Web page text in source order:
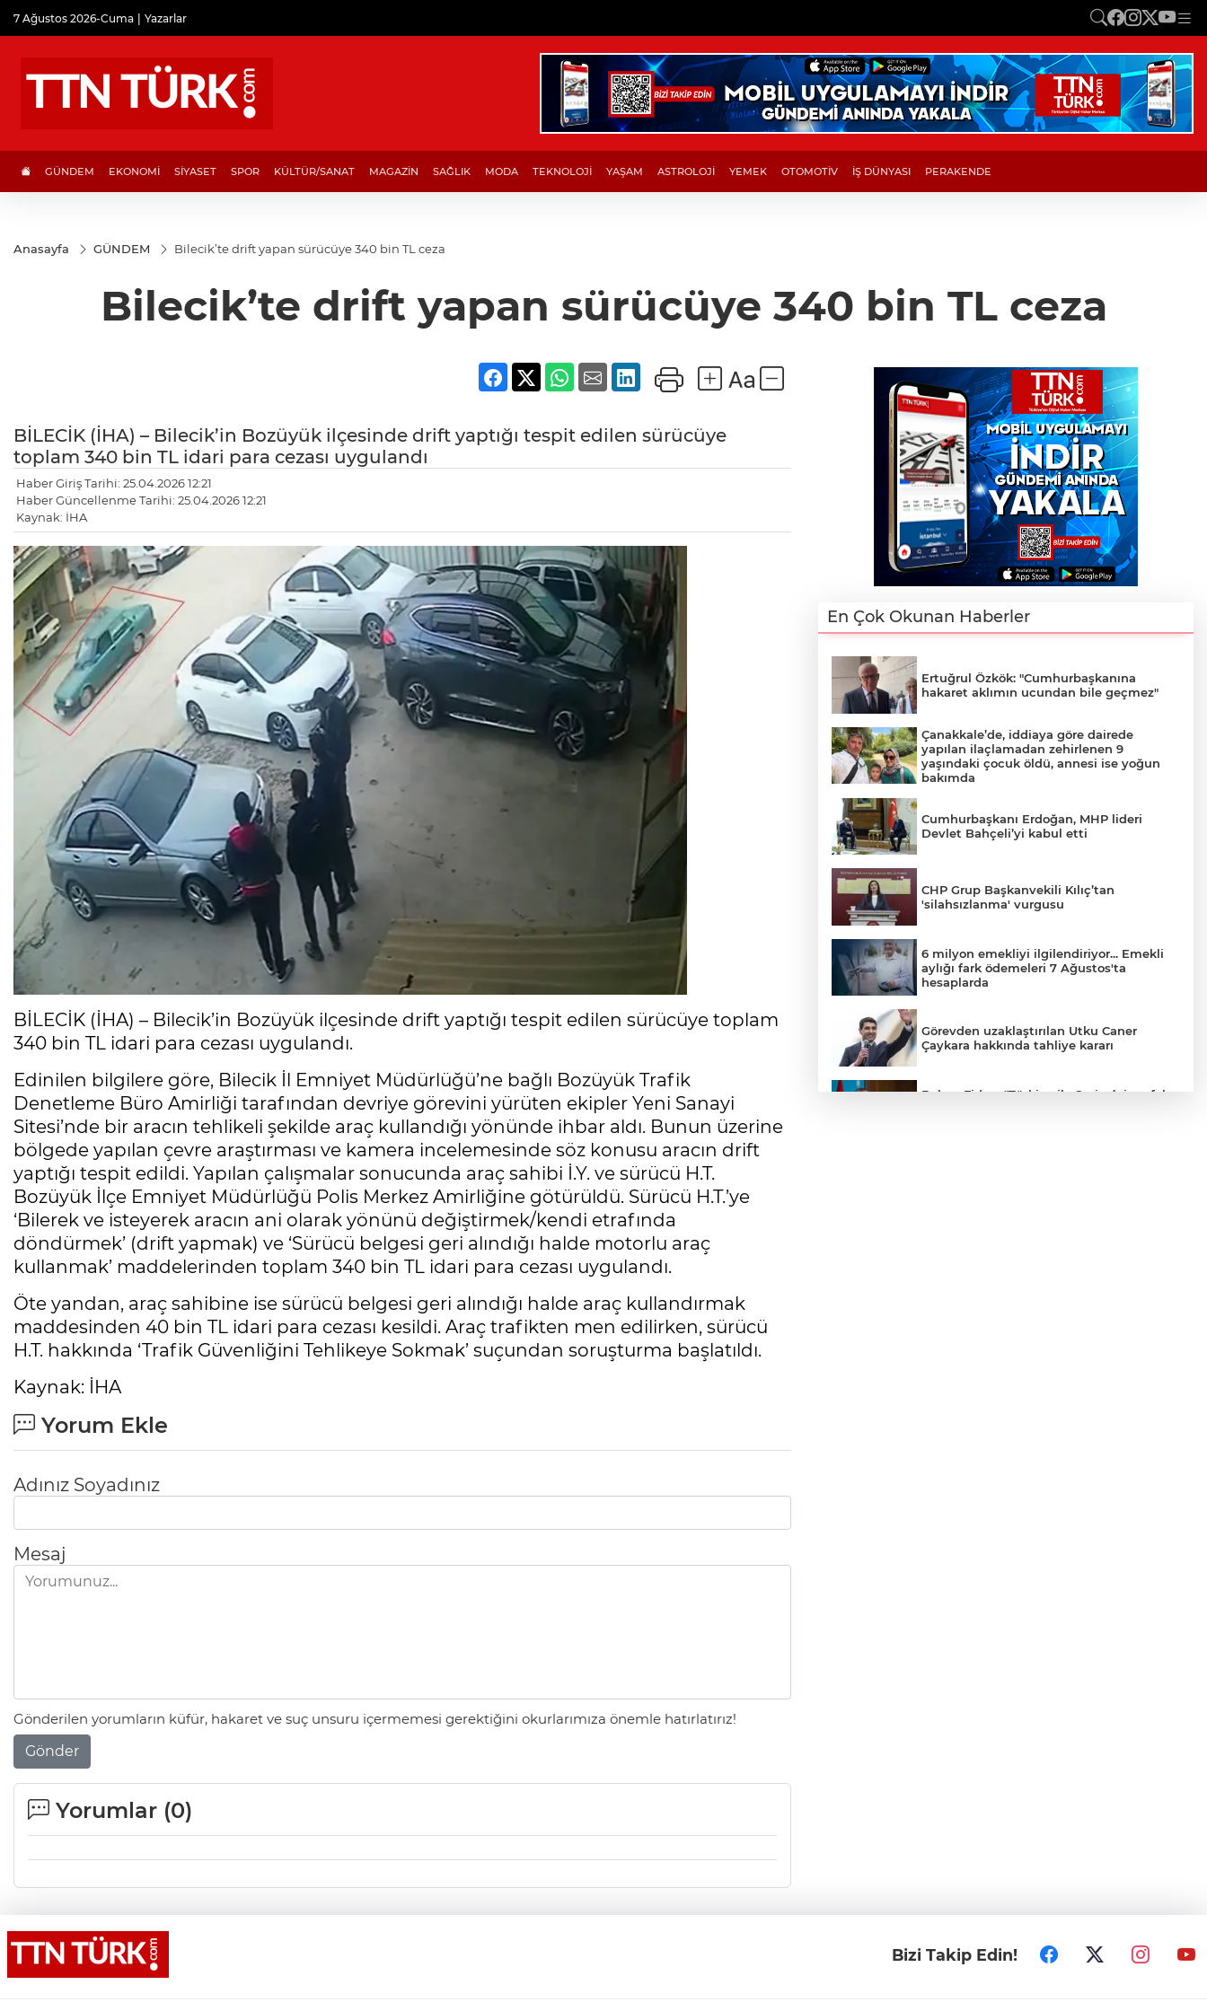
7 Ağustos 2026-Cuma Yazarlar
GÜNDEM EKONOMİ SİYASET SPOR KÜLTÜR/SANAT MAGAZİN SAĞLIK MODA TEKNOLOJİ YAŞAM ASTROLOJİ YEMEK OTOMOTİV İŞ DÜNYASI PERAKENDE
Anasayfa GÜNDEM Bilecik’te drift yapan sürücüye 340 bin TL ceza
Bilecik’te drift yapan sürücüye 340 bin TL ceza
BİLECİK (İHA) – Bilecik’in Bozüyük ilçesinde drift yaptığı tespit edilen sürücüye
toplam 340 bin TL idari para cezası uygulandı
Haber Giriş Tarihi: 25.04.2026 12:21
Haber Güncellenme Tarihi: 25.04.2026 12:21
Kaynak: İHA
BİLECİK (İHA) – Bilecik’in Bozüyük ilçesinde drift yaptığı tespit edilen sürücüye toplam
340 bin TL idari para cezası uygulandı.
Edinilen bilgilere göre, Bilecik İl Emniyet Müdürlüğü’ne bağlı Bozüyük Trafik
Denetleme Büro Amirliği tarafından devriye görevini yürüten ekipler Yeni Sanayi
Sitesi’nde bir aracın tehlikeli şekilde araç kullandığı yönünde ihbar aldı. Bunun üzerine
bölgede yapılan çevre araştırması ve kamera incelemesinde söz konusu aracın drift
yaptığı tespit edildi. Yapılan çalışmalar sonucunda araç sahibi İ.Y. ve sürücü H.T.
Bozüyük İlçe Emniyet Müdürlüğü Polis Merkez Amirliğine götürüldü. Sürücü H.T.’ye
‘Bilerek ve isteyerek aracın ani olarak yönünü değiştirmek/kendi etrafında
döndürmek’ (drift yapmak) ve ‘Sürücü belgesi geri alındığı halde motorlu araç
kullanmak’ maddelerinden toplam 340 bin TL idari para cezası uygulandı.
Öte yandan, araç sahibine ise sürücü belgesi geri alındığı halde araç kullandırmak
maddesinden 40 bin TL idari para cezası kesildi. Araç trafikten men edilirken, sürücü
H.T. hakkında ‘Trafik Güvenliğini Tehlikeye Sokmak’ suçundan soruşturma başlatıldı.
Kaynak: İHA
Yorum Ekle
Adınız Soyadınız
Mesaj
Gönderilen yorumların küfür, hakaret ve suç unsuru içermemesi gerektiğini okurlarımıza önemle hatırlatırız!
Gönder
Yorumlar (0)
En Çok Okunan Haberler
Ertuğrul Özkök: "Cumhurbaşkanına
hakaret aklımın ucundan bile geçmez"
Çanakkale’de, iddiaya göre dairede
yapılan ilaçlamadan zehirlenen 9
yaşındaki çocuk öldü, annesi ise yoğun
bakımda
Cumhurbaşkanı Erdoğan, MHP lideri
Devlet Bahçeli’yi kabul etti
CHP Grup Başkanvekili Kılıç’tan
'silahsızlanma' vurgusu
6 milyon emekliyi ilgilendiriyor... Emekli
aylığı fark ödemeleri 7 Ağustos'ta
hesaplarda
Görevden uzaklaştırılan Utku Caner
Çaykara hakkında tahliye kararı
Bakan Fidan: "Türkiye ile Suriye’nin refah
Bizi Takip Edin!